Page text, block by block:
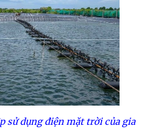
sử dụng điện mặt trời của gia